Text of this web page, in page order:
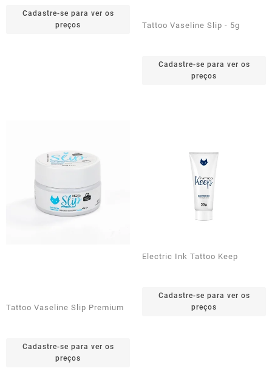
Cadastre-se para ver os
preços
Tattoo Vaseline Slip - 5g
Cadastre-se para ver os
preços
Tattoo Vaseline Slip Premium
Cadastre-se para ver os
preços
Electric Ink Tattoo Keep
Cadastre-se para ver os
preços